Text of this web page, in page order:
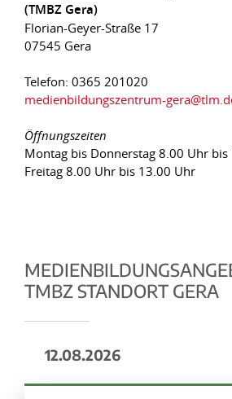
(TMBZ Gera)
Florian-Geyer-Straße 17
07545 Gera
Telefon: 0365 201020
medienbildungszentrum-
Öffnungszeiten
Montag bis Donnerstag 8.00 Uhr
Freitag 8.00 Uhr bis 13.00 Uhr
TMBZ STANDORT GERA
12.08.2026